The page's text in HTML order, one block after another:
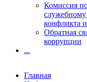
Комиссия
конфликта
Обратная
коррупции
...
Главная